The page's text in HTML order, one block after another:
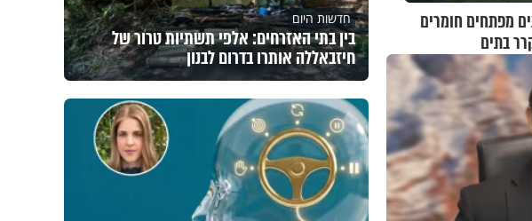
מפתחים חומרים
בתים
חדשות היום
בין בתי האזרחים: אלפי תשתיות טרור של
חיזבאללה אותרו בדרום לבנון